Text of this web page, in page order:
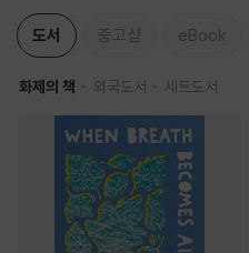
도서 중고샵 eBook
화제의 책 외국도서 세트도서